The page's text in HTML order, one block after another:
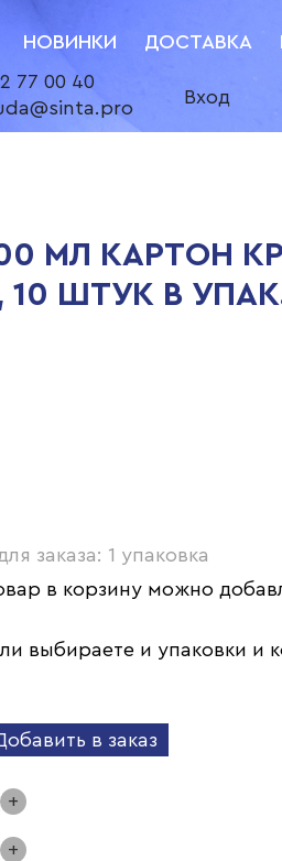
НОВИНКИ ДОСТАВКА
77 00 40
Вход
МЛ КАРТОН
10 ШТУК В
заказа: 1 упаковка
в корзину можно
выбираете и упаковки и
в заказ
+
+